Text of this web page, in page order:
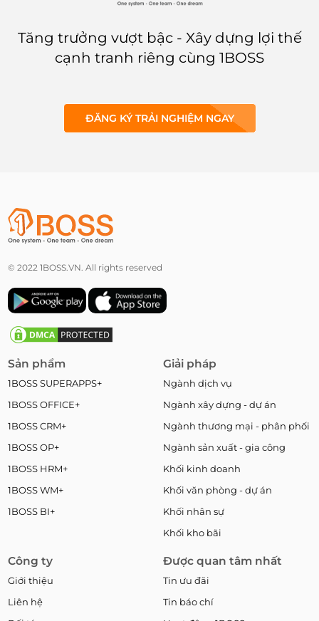
Tăng trưởng vượt bậc - Xây dựng lợi thế
cạnh tranh riêng cùng 1BOSS
ĐĂNG KÝ TRẢI NGHIỆM NGAY
© 2022 1BOSS.VN. All rights reserved
Sản phẩm
1BOSS SUPERAPPS+
1BOSS OFFICE+
1BOSS CRM+
1BOSS OP+
1BOSS HRM+
1BOSS WM+
1BOSS BI+
Giải pháp
Ngành dịch vụ
Ngành xây dựng - dự án
Ngành thương mại - phân phối
Ngành sản xuất - gia công
Khối kinh doanh
Khối văn phòng - dự án
Khối nhân sự
Khối kho bãi
Công ty
Giới thiệu
Liên hệ
Được quan tâm nhất
Tin ưu đãi
Tin báo chí